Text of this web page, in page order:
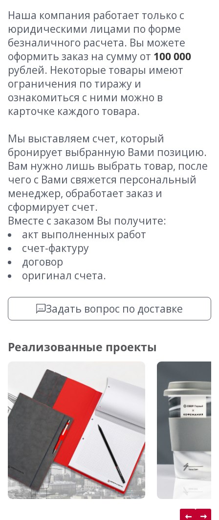
Наша компания работает только с
юридическими лицами по форме
безналичного расчета. Вы можете
оформить заказ на сумму от 100 000
рублей. Некоторые товары имеют
ограничения по тиражу и
ознакомиться с ними можно в
карточке каждого товара.
Мы выставляем счет, который
бронирует выбранную Вами позицию.
Вам нужно лишь выбрать товар, после
чего с Вами свяжется персональный
менеджер, обработает заказ и
сформирует счет.
Вместе с заказом Вы получите:
акт выполненных работ
счет-фактуру
договор
оригинал счета.
Задать вопрос по доставке
Реализованные проекты